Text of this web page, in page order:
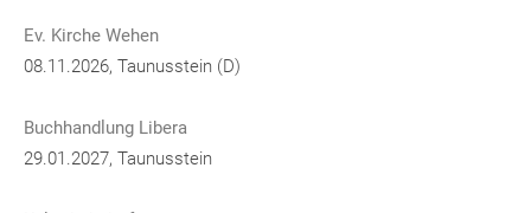
Ev. Kirche Wehen
08.11.2026, Taunusstein (D)
Buchhandlung Libera
29.01.2027, Taunusstein